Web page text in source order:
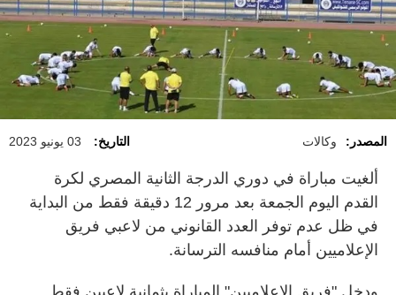
المصدر: وكالات التاريخ: 03 يونيو 2023
ألغيت مباراة في دوري الدرجة الثانية المصري لكرة
القدم اليوم الجمعة بعد مرور 12 دقيقة فقط من البداية
في ظل عدم توفر العدد القانوني من لاعبي فريق
الإعلاميين أمام منافسه الترسانة.